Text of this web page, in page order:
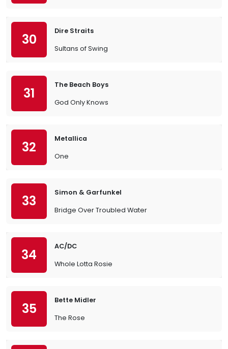
30
Dire Straits
Sultans of Swing
31
The Beach Boys
God Only Knows
32
Metallica
One
33
Simon & Garfunkel
Bridge Over Troubled Water
34
AC/DC
Whole Lotta Rosie
35
Bette Midler
The Rose